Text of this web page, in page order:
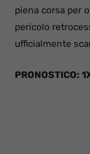
piena corsa per
pericolo
ufficialmente
PRONOSTICO: